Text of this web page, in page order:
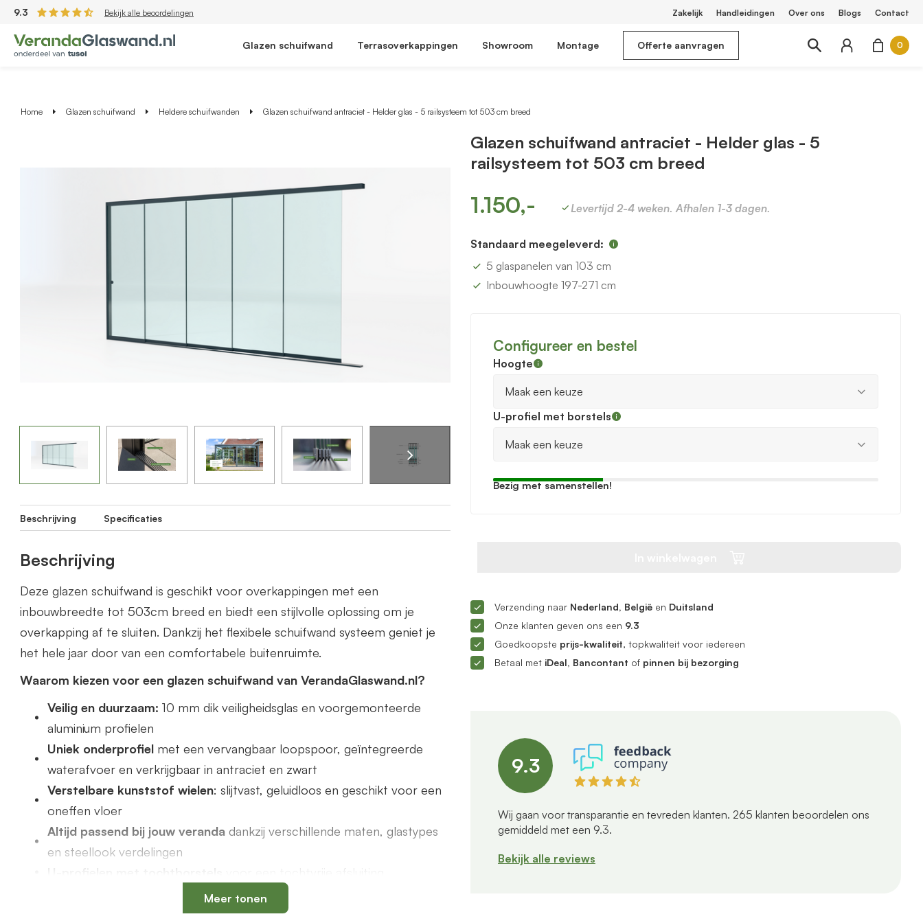
9.3 Bekijk alle beoordelingen Zakelijk Handleidingen Over ons Blogs Contact
Glazen schuifwand Terrasoverkappingen Showroom Montage Offerte aanvragen 0
Home Glazen schuifwand Heldere schuifwanden Glazen schuifwand antraciet - Helder glas - 5 railsysteem tot 503 cm breed
Beschrijving Specificaties
Beschrijving
Deze glazen schuifwand is geschikt voor overkappingen met een
inbouwbreedte tot 503cm breed en biedt een stijlvolle oplossing om je
overkapping af te sluiten. Dankzij het flexibele schuifwand systeem geniet je
het hele jaar door van een comfortabele buitenruimte.
Waarom kiezen voor een glazen schuifwand van VerandaGlaswand.nl?
Veilig en duurzaam: 10 mm dik veiligheidsglas en voorgemonteerde
aluminium profielen
Uniek onderprofiel met een vervangbaar loopspoor, geïntegreerde
waterafvoer en verkrijgbaar in antraciet en zwart
Verstelbare kunststof wielen: slijtvast, geluidloos en geschikt voor een
oneffen vloer
Altijd passend bij jouw veranda dankzij verschillende maten, glastypes
en steellook verdelingen
Meer tonen
Glazen schuifwand antraciet - Helder glas - 5
railsysteem tot 503 cm breed
1.150,- Levertijd 2-4 weken. Afhalen 1-3 dagen.
Standaard meegeleverd:
5 glaspanelen van 103 cm
Inbouwhoogte 197-271 cm
Configureer en bestel
Hoogte
U-profiel met borstels
Bezig met samenstellen!
Verzending naar Nederland, België en Duitsland
Onze klanten geven ons een 9.3
Goedkoopste prijs-kwaliteit, topkwaliteit voor iedereen
Betaal met iDeal, Bancontant of pinnen bij bezorging
9.3
Wij gaan voor transparantie en tevreden klanten. 265 klanten beoordelen ons
gemiddeld met een 9.3.
Bekijk alle reviews